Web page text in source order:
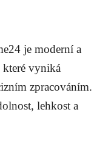
je moderní a
které vyniká
zpracováním.
lehkost a